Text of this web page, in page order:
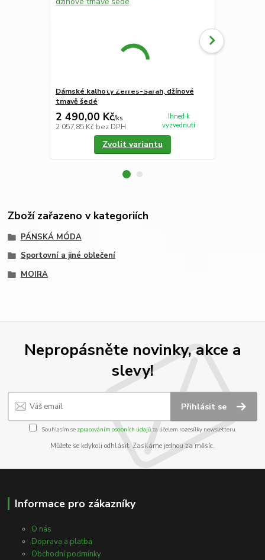
Dámské kalhoty Zerres-Sarah, džínové
tmavě šedé
2 490,00 Kč/ks
2 057,85 Kč bez DPH
Ihned k
vyzvednutí
Zvolit variantu
Zboží zařazeno v kategoriích
PÁNSKÁ MÓDA
Sportovní a jiné oblečení
MOIRA
Nepropásněte novinky, akce a
slevy!
Přihlásit se
Souhlasím se zpracováním osobních údajůza účelem rozesílky newsletteru.
Můžete se kdykoli odhlásit. Zasíláme jednou za měsíc.
Informace pro zákazníky
O nás
Doprava a platba
Obchodní podmínky